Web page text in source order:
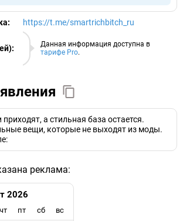
https://t.me/smartrichbitch_ru
Данная информация доступна в
тарифе Pro.
06.08.2026
EURO
а стильная база остается.
вещи, которые не выходят из моды.
реклама:
2026
чт пт сб вс